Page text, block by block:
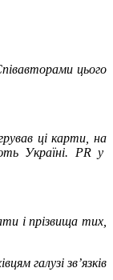
цього
ці карти, на
Україні. PR у
і прізвища тих,
галузі зв’язків